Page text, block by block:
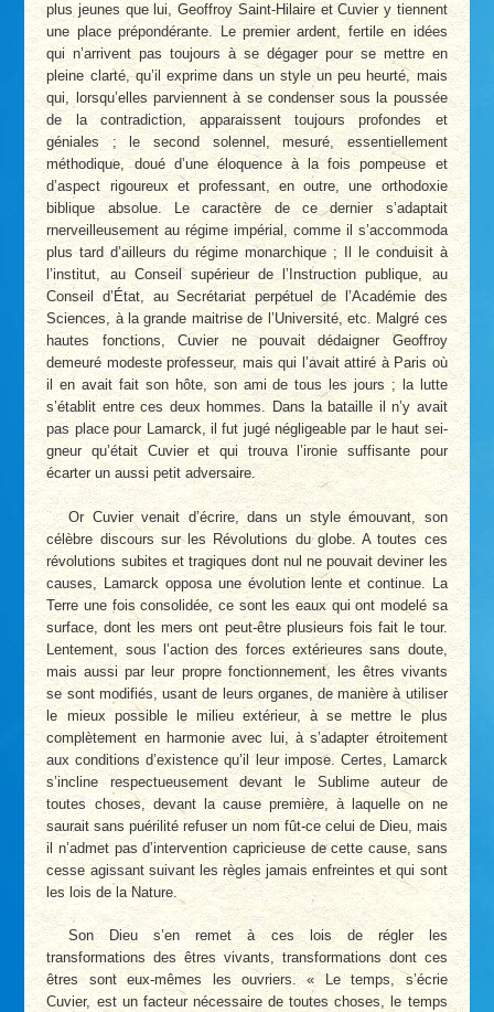
plus jeunes que lui, Geoffroy Saint-Hilaire et Cuvier y tiennent
une place prépondérante. Le premier ardent, fertile en idées
qui n’arrivent pas toujours à se dégager pour se mettre en
pleine clarté, qu’il exprime dans un style un peu heurté, mais
qui, lorsqu’elles parviennent à se condenser sous la poussée
de la contradiction, apparaissent toujours profondes et
géniales ; le second solennel, mesuré, essentiellement
méthodique, doué d’une éloquence à la fois pompeuse et
d’aspect rigoureux et professant, en outre, une orthodoxie
biblique absolue. Le caractère de ce dernier s’adaptait
rnerveilleusement au régime impérial, comme il s’accommoda
plus tard d’ailleurs du régime monarchique ; Il le conduisit à
l’institut, au Conseil supérieur de l’Instruction publique, au
Conseil d’État, au Secrétariat perpétuel de l’Académie des
Sciences, à la grande maitrise de l’Université, etc. Malgré ces
hautes fonctions, Cuvier ne pouvait dédaigner Geoffroy
demeuré modeste professeur, mais qui l’avait attiré à Paris où
il en avait fait son hôte, son ami de tous les jours ; la lutte
s’établit entre ces deux hommes. Dans la bataille il n’y avait
pas place pour Lamarck, il fut jugé négligeable par le haut sei­
gneur qu’était Cuvier et qui trouva l’ironie suffisante pour
écarter un aussi petit adversaire.
Or Cuvier venait d’écrire, dans un style émouvant, son
célèbre discours sur les Révolutions du globe. A toutes ces
révolutions subites et tragiques dont nul ne pouvait deviner les
causes, Lamarck opposa une évolution lente et continue. La
Terre une fois consolidée, ce sont les eaux qui ont modelé sa
surface, dont les mers ont peut-être plusieurs fois fait le tour.
Lentement, sous l’action des forces extérieures sans doute,
mais aussi par leur propre fonctionnement, les êtres vivants
se sont modifiés, usant de leurs organes, de manière à utiliser
le mieux possible le milieu extérieur, à se mettre le plus
complètement en harmonie avec lui, à s’adapter étroitement
aux conditions d’existence qu’il leur impose. Certes, Lamarck
s’incline respectueusement devant le Sublime auteur de
toutes choses, devant la cause première, à laquelle on ne
saurait sans puérilité refuser un nom fût-ce celui de Dieu, mais
il n’admet pas d’intervention capricieuse de cette cause, sans
cesse agissant suivant les règles jamais enfreintes et qui sont
les lois de la Nature.
Son Dieu s’en remet à ces lois de régler les
transformations des êtres vivants, transformations dont ces
êtres sont eux-mêmes les ouvriers. « Le temps, s’écrie
Cuvier, est un facteur nécessaire de toutes choses, le temps